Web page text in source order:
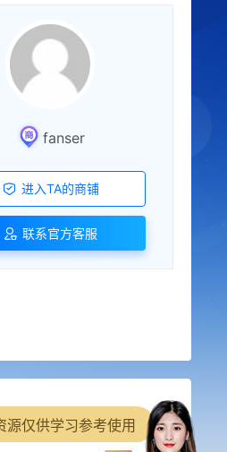
fanser
进入TA的商铺
联系官方客服
源仅供学习参考使用